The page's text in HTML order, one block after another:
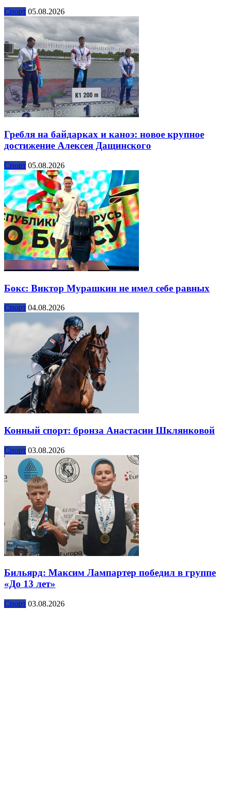
Спорт 05.08.2026
Гребля на байдарках и каноэ: новое крупное
достижение Алексея Дащинского
Спорт 05.08.2026
Бокс: Виктор Мурашкин не имел себе равных
Спорт 04.08.2026
Конный спорт: бронза Анастасии Шклянковой
Спорт 03.08.2026
Бильярд: Максим Лампартер победил в группе
«До 13 лет»
Спорт 03.08.2026